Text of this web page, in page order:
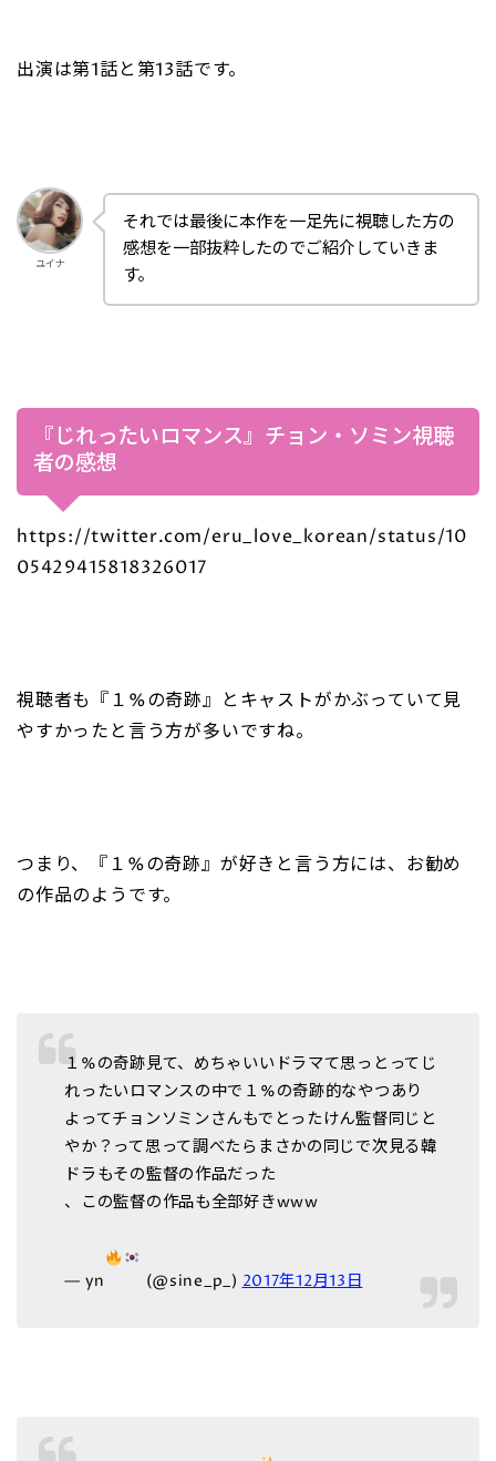
出演は第1話と第13話です。
ユイナ
それでは最後に本作を一足先に視聴した方の
感想を一部抜粋したのでご紹介していきま
す。
『じれったいロマンス』チョン・ソミン視聴
者の感想
https://twitter.com/eru_love_korean/status/10
05429415818326017
視聴者も『１%の奇跡』とキャストがかぶっていて見
やすかったと言う方が多いですね。
つまり、『１%の奇跡』が好きと言う方には、お勧め
の作品のようです。
１%の奇跡見て、めちゃいいドラマて思っとってじ
れったいロマンスの中で１%の奇跡的なやつあり
よってチョンソミンさんもでとったけん監督同じと
やか？って思って調べたらまさかの同じで次見る韓
ドラもその監督の作品だった
、この監督の作品も全部好きwww
— yn (@sine_p_)2017年12月13日